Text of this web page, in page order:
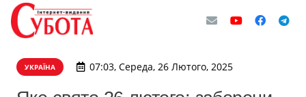
УКРАЇНА 07:03, Середа, 26 Лютого, 2025